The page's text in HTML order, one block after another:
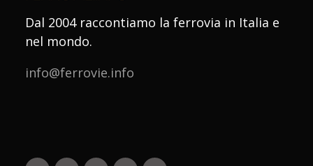
Dal 2004 raccontiamo la ferrovia in Italia e
nel mondo.
info@ferrovie.info